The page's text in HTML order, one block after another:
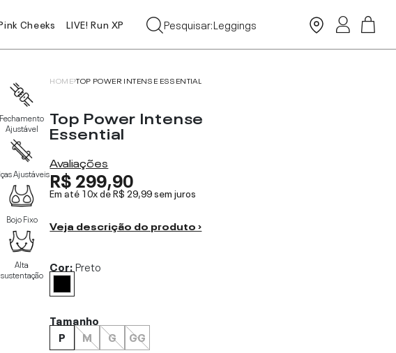
Cheeks LIVE! Run XP
Pesquisar:Leggings
Fechamento
Ajustável
Ajustáveis
Bojo Fixo
Alta
sustentação
HOME TOP POWER INTENSE ESSENTIAL
Top Power Intense
Essential
Avaliações
R$ 299,90
Em até 10x deR$ 29,99sem juros
Veja descrição do produto ›
Cor:Preto
Tamanho
P
M G GG